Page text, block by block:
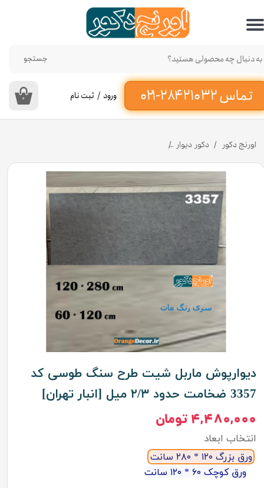
تماس ۳۲ ۲۱۰ ۲۸۴-۰۲۱‌
جستجو
۰ ورود / ثبت نام
حساب کاربری من
تغییر گذر واژه
سفارشات
خروج از حساب کاربری
اورنج دکور دکور دیوار
دیوارپوش ماربل شیت طرح سنگ طوسی کد
3357 ضخامت حدود ۲/۳ میل [انبار تهران]
۴,۴۸۰,۰۰۰ تومان
انتخاب ابعاد
ورق بزرگ ۱۲۰ * ۲۸۰ سانت
ورق کوچک ۶۰ * ۱۲۰ سانت